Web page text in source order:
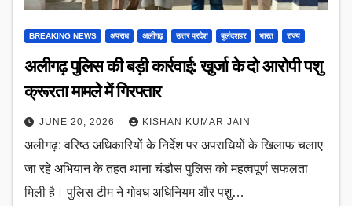
BREAKING NEWS अपराध अलीगढ़ उत्तर प्रदेश बुलंदशहर भारत राज्य
अलीगढ़ पुलिस की बड़ी कार्रवाई: खुर्जा के दो आरोपी पशु
क्रूरता मामले में गिरफ्तार
JUNE 20, 2026 KISHAN KUMAR JAIN
अलीगढ़: वरिष्ठ अधिकारियों के निर्देश पर अपराधियों के खिलाफ चलाए
जा रहे अभियान के तहत थाना चंडौस पुलिस को महत्वपूर्ण सफलता
मिली है। पुलिस टीम ने गोवध अधिनियम और पशु…